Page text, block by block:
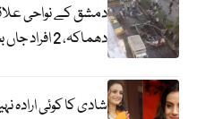
دمشق کے نواحی
دھماکہ، 2 افراد جاں بحق، متعدد زخمی
شادی کا کوئی ارادہ